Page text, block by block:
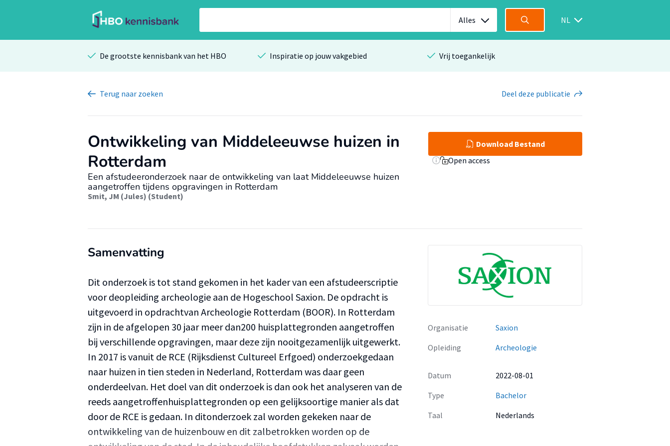
Alles NL
De grootste kennisbank van het HBO Inspiratie op jouw vakgebied Vrij toegankelijk
Terug naar zoeken Deel deze publicatie
Ontwikkeling van Middeleeuwse huizen in
Rotterdam
Een afstudeeronderzoek naar de ontwikkeling van laat Middeleeuwse huizen
aangetroffen tijdens opgravingen in Rotterdam
Smit, JM (Jules) (Student)
Download Bestand
Open access
Samenvatting
Dit onderzoek is tot stand gekomen in het kader van een afstudeerscriptie
voor deopleiding archeologie aan de Hogeschool Saxion. De opdracht is
uitgevoerd in opdrachtvan Archeologie Rotterdam (BOOR). In Rotterdam
zijn in de afgelopen 30 jaar meer dan200 huisplattegronden aangetroffen
bij verschillende opgravingen, maar deze zijn nooitgezamenlijk uitgewerkt.
In 2017 is vanuit de RCE (Rijksdienst Cultureel Erfgoed) onderzoekgedaan
naar huizen in tien steden in Nederland, Rotterdam was daar geen
onderdeelvan. Het doel van dit onderzoek is dan ook het analyseren van de
reeds aangetroffenhuisplattegronden op een gelijksoortige manier als dat
door de RCE is gedaan. In ditonderzoek zal worden gekeken naar de
ontwikkeling van de huizenbouw en dit zalbetrokken worden op de
Organisatie
Saxion
Opleiding
Archeologie
Datum
2022-08-01
Type
Bachelor
Taal
Nederlands